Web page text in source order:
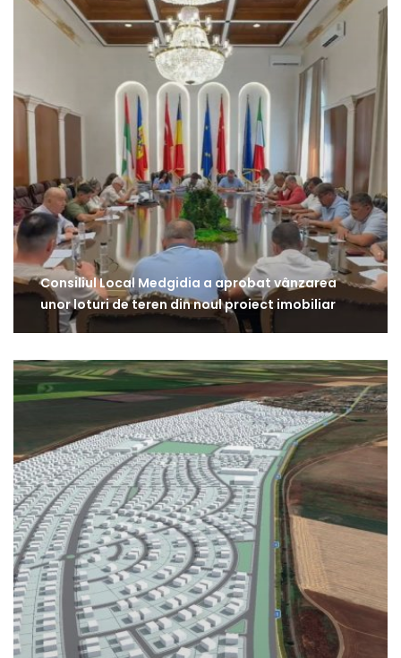
Consiliul Local Medgidia a aprobat vânzarea
unor loturi de teren din noul proiect imobiliar